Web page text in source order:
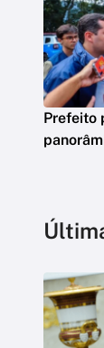
Prefeito